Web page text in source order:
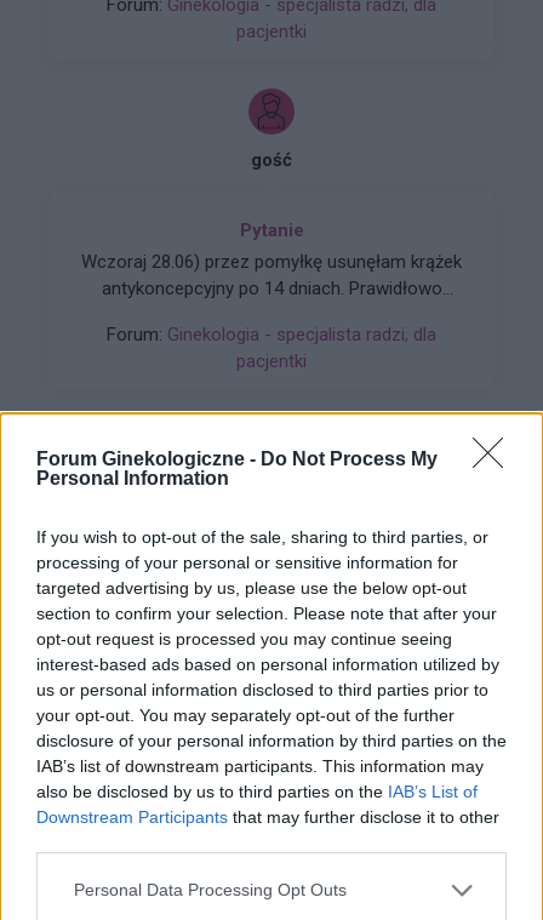
Forum Ginekologiczne - Do Not Process My
Personal Information
If you wish to opt-out of the sale, sharing to third parties, or
processing of your personal or sensitive information for
targeted advertising by us, please use the below opt-out
section to confirm your selection. Please note that after your
opt-out request is processed you may continue seeing
interest-based ads based on personal information utilized by
us or personal information disclosed to third parties prior to
your opt-out. You may separately opt-out of the further
disclosure of your personal information by third parties on the
IAB’s list of downstream participants. This information may
also be disclosed by us to third parties on the IAB’s List of
Downstream Participants that may further disclose it to other
Personal Data Processing Opt Outs
mogłam zajść w ciążę???
Forum: Ginekologia - specjalista radzi, dla
pacjentki
gość
Pytanie
Wczoraj 28.06) przez pomyłkę usunęłam krążek
antykoncepcyjny po 14 dniach. Prawidłowo
wczoraj. Pomyliłam się. wczoraj odbyłam
stosunek z mężem. Kupiłam w Turcji
w sobotę. powinnam zrobić teraz 7 dni przerwy i
włożyć nowy krążek w następną niedzielę? Czy
Forum: Ginekologia - specjalista radzi, dla
pacjentki
w_kob_1111
Zmiana tabloetek z Orliflique na Elliade
Od prawie 5 lat przyjmuję tabletki
antykoncepcyjne ORLIFLIQUE. Na lewym jajniku
mam pęcherzyk/torbiel, która w ciągu roku z 2
cm powiększyła się do 3 cm. Pani ginekolog
zasugerowała mi zmianę tabletek na Elliade,
tłumacząc, że są w nich silniejsze hormony i być
może zahamuje wzrost zmiany. Czy może ktoś
wyrazić opinię na ten temat? Czy powinnam
podjąć próbę zmiany tabletek, dodam że po
Orliflique nie mam żadnych skutków ubocznych.
Czy moze powinnam zmienić metodę
antykoncepcji?
Forum:Antykoncepcja
gość
Witam. Przychodzę z takim już ostatnim